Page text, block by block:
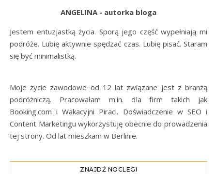
ANGELINA - autorka bloga
Jestem entuzjastką życia. Sporą jego część wypełniają mi
podróże. Lubię aktywnie spędzać czas. Lubię pisać. Staram
się być minimalistką.
Moje życie zawodowe od 12 lat związane jest z branżą
podróżniczą. Pracowałam m.in. dla firm takich jak
Booking.com i Wakacyjni Piraci. Doświadczenie w SEO i
Content Marketingu wykorzystuję obecnie do prowadzenia
tej strony. Od lat mieszkam w Berlinie.
ZNAJDŹ NOCLEGI